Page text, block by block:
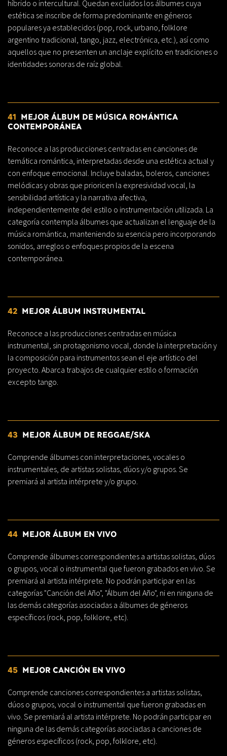
híbrido o intercultural. Quedan excluidos los álbumes cuya
estética se inscribe de forma predominante en géneros
populares ya establecidos (pop, rock, urbano, folklore
argentino tradicional, tango, jazz, electrónica, etc.), así como
aquellos que no presenten un anclaje explícito en tradiciones o
identidades sonoras de raíz global.
41 MEJOR ÁLBUM DE MÚSICA ROMÁNTICA
CONTEMPORÁNEA
Reconoce a las producciones centradas en canciones de
temática romántica, interpretadas desde una estética actual y
con enfoque emocional. Incluye baladas, boleros, canciones
melódicas y obras que prioricen la expresividad vocal, la
sensibilidad artística y la narrativa afectiva,
independientemente del estilo o instrumentación utilizada. La
categoría contempla álbumes que actualizan el lenguaje de la
música romántica, manteniendo su esencia pero incorporando
sonidos, arreglos o enfoques propios de la escena
contemporánea.
42 MEJOR ÁLBUM INSTRUMENTAL
Reconoce a las producciones centradas en música
instrumental, sin protagonismo vocal, donde la interpretación y
la composición para instrumentos sean el eje artístico del
proyecto. Abarca trabajos de cualquier estilo o formación
excepto tango.
43 MEJOR ÁLBUM DE REGGAE/SKA
Comprende álbumes con interpretaciones, vocales o
instrumentales, de artistas solistas, dúos y/o grupos. Se
premiará al artista intérprete y/o grupo.
44 MEJOR ÁLBUM EN VIVO
Comprende álbumes correspondientes a artistas solistas, dúos
o grupos, vocal o instrumental que fueron grabados en vivo. Se
premiará al artista intérprete. No podrán participar en las
categorías "Canción del Año", "Álbum del Año", ni en ninguna de
las demás categorías asociadas a álbumes de géneros
específicos (rock, pop, folklore, etc).
45 MEJOR CANCIÓN EN VIVO
Comprende canciones correspondientes a artistas solistas,
dúos o grupos, vocal o instrumental que fueron grabadas en
vivo. Se premiará al artista intérprete. No podrán participar en
ninguna de las demás categorías asociadas a canciones de
géneros específicos (rock, pop, folklore, etc).